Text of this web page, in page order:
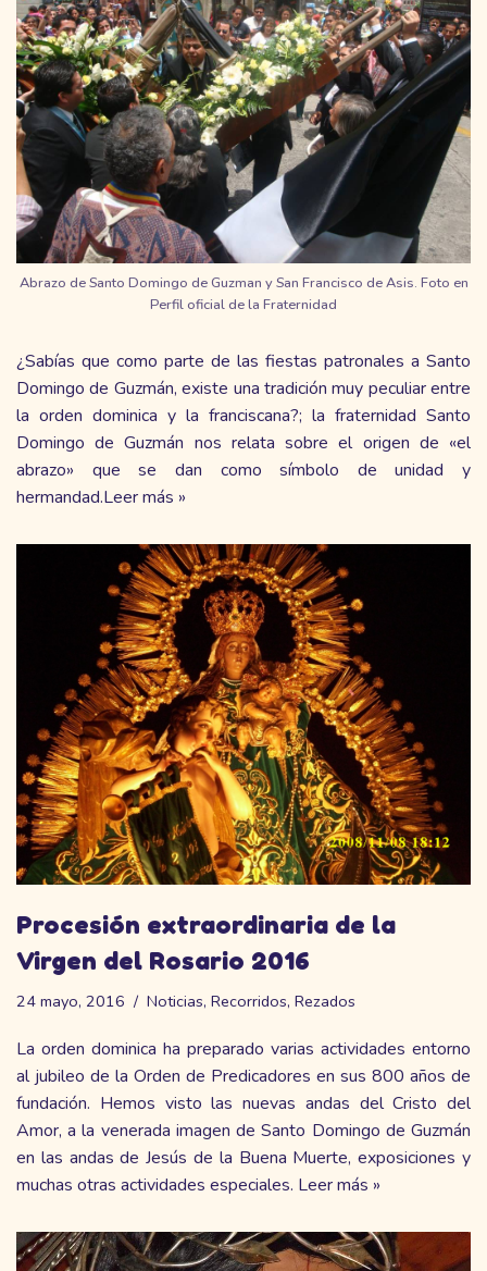
Abrazo de Santo Domingo de Guzman y San Francisco de Asis. Foto en
Perfil oficial de la Fraternidad
¿Sabías que como parte de las fiestas patronales a Santo
Domingo de Guzmán, existe una tradición muy peculiar entre
la orden dominica y la franciscana?; la fraternidad Santo
Domingo de Guzmán nos relata sobre el origen de «el
abrazo» que se dan como símbolo de unidad y
hermandad.Leer más »
Procesión extraordinaria de la
Virgen del Rosario 2016
24 mayo, 2016 Noticias, Recorridos, Rezados
La orden dominica ha preparado varias actividades entorno
al jubileo de la Orden de Predicadores en sus 800 años de
fundación. Hemos visto las nuevas andas del Cristo del
Amor, a la venerada imagen de Santo Domingo de Guzmán
en las andas de Jesús de la Buena Muerte, exposiciones y
muchas otras actividades especiales. Leer más »